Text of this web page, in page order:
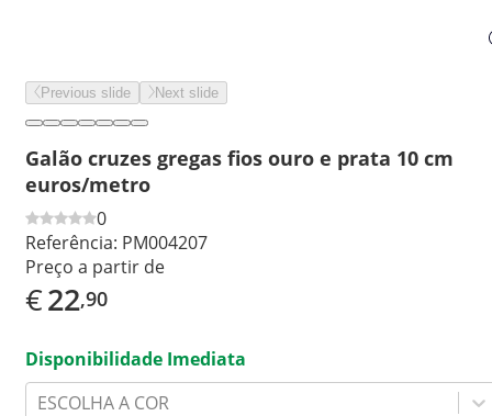
Previous slide Next slide
Galão cruzes gregas fios ouro e prata 10 cm
euros/metro
0
Referência: PM004207
Preço a partir de
€22,90
Disponibilidade Imediata
ESCOLHA A COR